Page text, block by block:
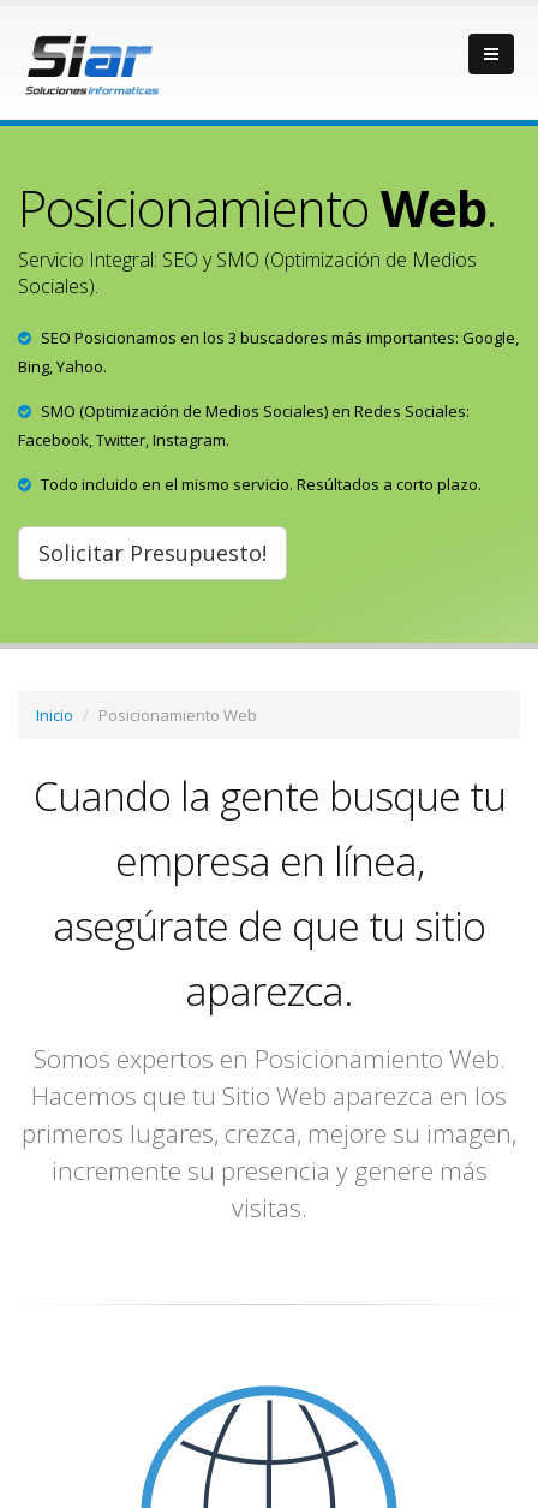
PosicionamientoWeb.
Servicio Integral: SEO y SMO (Optimización de Medios
Sociales).
SEO Posicionamos en los 3 buscadores más importantes: Google,
Bing, Yahoo.
SMO (Optimización de Medios Sociales) en Redes Sociales:
Facebook, Twitter, Instagram.
Todo incluido en el mismo servicio. Resúltados a corto plazo.
Solicitar Presupuesto!
Inicio Posicionamiento Web
Cuando la gente busque tu
empresa en línea,
asegúrate de que tu sitio
aparezca.
Somos expertos en Posicionamiento Web.
Hacemos que tu Sitio Web aparezca en los
primeros lugares, crezca, mejore su imagen,
incremente su presencia y genere más
visitas.